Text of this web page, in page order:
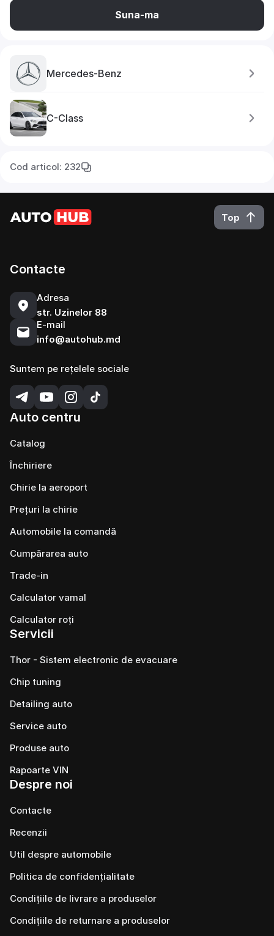
Suna-ma
Mercedes-Benz
C-Class
Cod articol: 232
Top
Contacte
Adresa
str. Uzinelor 88
E-mail
info@autohub.md
Suntem pe rețelele sociale
Auto centru
Catalog
Închiriere
Chirie la aeroport
Prețuri la chirie
Automobile la comandă
Cumpărarea auto
Trade-in
Calculator vamal
Calculator roți
Servicii
Thor - Sistem electronic de evacuare
Chip tuning
Detailing auto
Service auto
Produse auto
Rapoarte VIN
Despre noi
Contacte
Recenzii
Util despre automobile
Politica de confidențialitate
Condițiile de livrare a produselor
Condițiile de returnare a produselor